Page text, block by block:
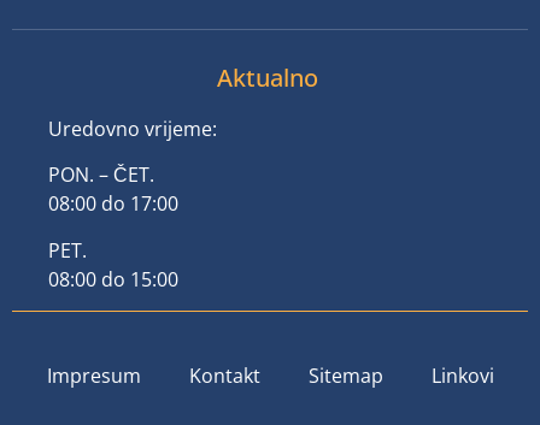
Aktualno
Uredovno vrijeme:
PON. – ČET.
08:00 do 17:00
PET.
08:00 do 15:00
Impresum Kontakt Sitemap Linkovi